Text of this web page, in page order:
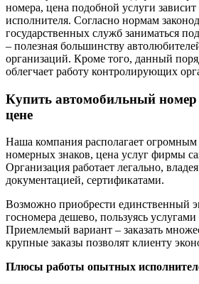
номера, цена подобной услуги
исполнителя. Согласно нормам
государственных служб заниматься
– полезная большинству
организаций. Кроме того, данный
облегчает работу контролирующих
Купить автомобильный номер
цене
Наша компания располагает
номерных знаков, цена услуг фирмы
Организация работает легально,
документацией, сертификатами.
Возможно приобрести единственный
госномера дешево, пользуясь
Приемлемый вариант – заказать
крупные заказы позволят клиенту
Плюсы работы опытных